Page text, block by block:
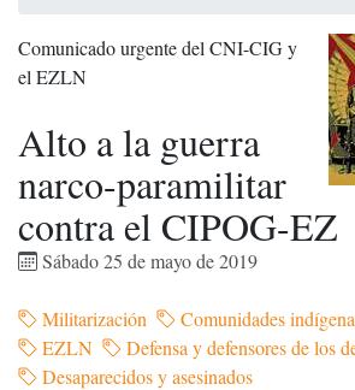
Comunicado urgente del CNI-CIG y
el EZLN
Alto a la guerra
narco-paramilitar
contra el CIPOG-EZ
Sábado 25 de mayo de 2019
Militarización
Comunidades
EZLN
Defensa y defensores de los
Desaparecidos y asesinados